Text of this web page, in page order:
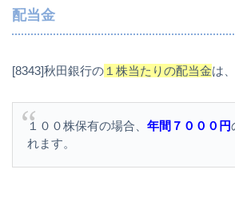
配当金
[8343]秋田銀行の １株当たりの配当金は、
１００株保有の場合、 年間７０００円
れます。